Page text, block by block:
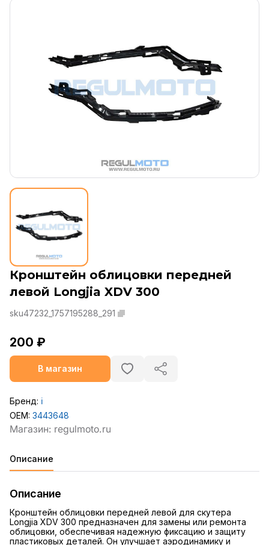
Кронштейн облицовки передней
левой Longjia XDV 300
sku47232_1757195288_291
200 ₽
В магазин
Бренд: ℹ️
OEM: 3443648
Описание
Описание
Кронштейн облицовки передней левой для скутера
Longjia XDV 300 предназначен для замены или ремонта
облицовки, обеспечивая надежную фиксацию и защиту
пластиковых деталей. Он улучшает аэродинамику и